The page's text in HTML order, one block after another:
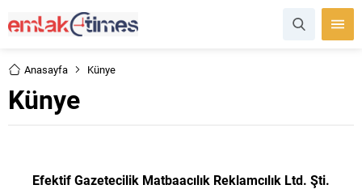
Anasayfa Künye
Künye
Efektif Gazetecilik Matbaacılık Reklamcılık Ltd. Şti.